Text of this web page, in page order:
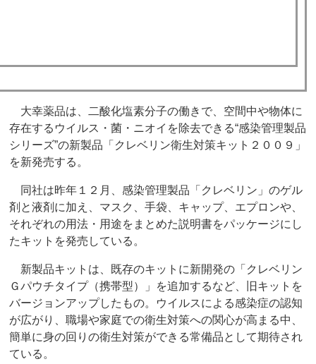
大幸薬品は、二酸化塩素分子の働きで、空間中や物体に
存在するウイルス・菌・ニオイを除去できる“感染管理製品
シリーズ”の新製品「クレベリン衛生対策キット２００９」
を新発売する。
同社は昨年１２月、感染管理製品「クレベリン」のゲル
剤と液剤に加え、マスク、手袋、キャップ、エプロンや、
それぞれの用法・用途をまとめた説明書をパッケージにし
たキットを発売している。
新製品キットは、既存のキットに新開発の「クレベリン
Ｇパウチタイプ（携帯型）」を追加するなど、旧キットを
バージョンアップしたもの。ウイルスによる感染症の認知
が広がり、職場や家庭での衛生対策への関心が高まる中、
簡単に身の回りの衛生対策ができる常備品として期待され
ている。